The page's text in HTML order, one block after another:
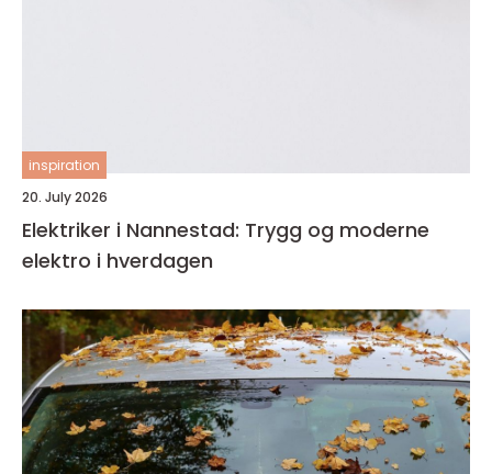
inspiration
20. July 2026
Elektriker i Nannestad: Trygg og moderne
elektro i hverdagen